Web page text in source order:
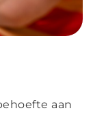
aan